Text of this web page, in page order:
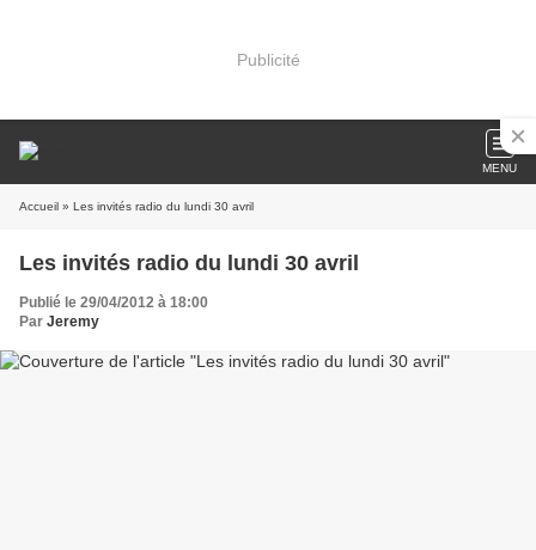
Publicité
MENU
Accueil » Les invités radio du lundi 30 avril
Les invités radio du lundi 30 avril
Publié le 29/04/2012 à 18:00
Par Jeremy